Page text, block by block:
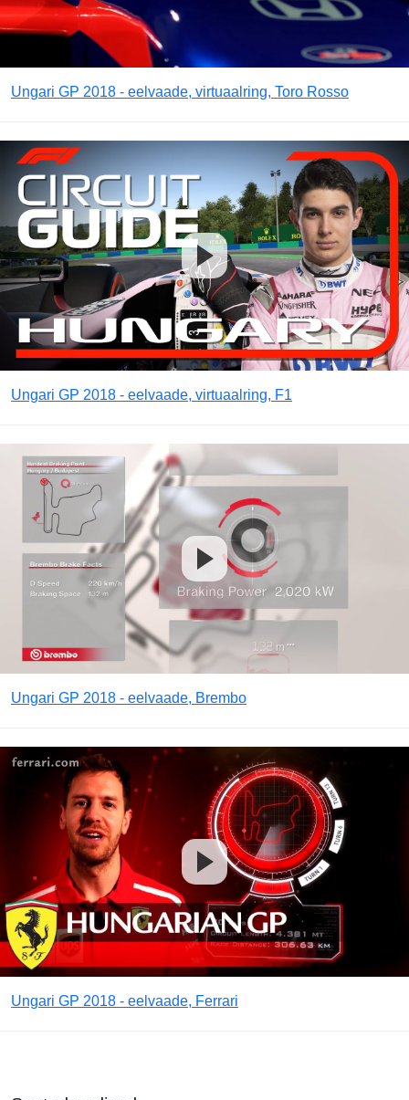
Ungari GP 2018 - eelvaade, virtuaalring, Toro Rosso
Ungari GP 2018 - eelvaade, virtuaalring, F1
Ungari GP 2018 - eelvaade, Brembo
Ungari GP 2018 - eelvaade, Ferrari